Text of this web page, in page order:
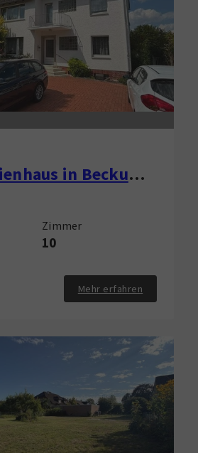
Zweifamilienhaus in Beckum zu verkaufen!
Zimmer
10
Mehr erfahren